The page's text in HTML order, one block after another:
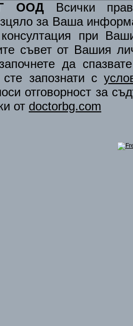
ООД Всички
за Ваша
при
съвет от Вашия
да
запознати с
отговорност за
от doctorbg.com